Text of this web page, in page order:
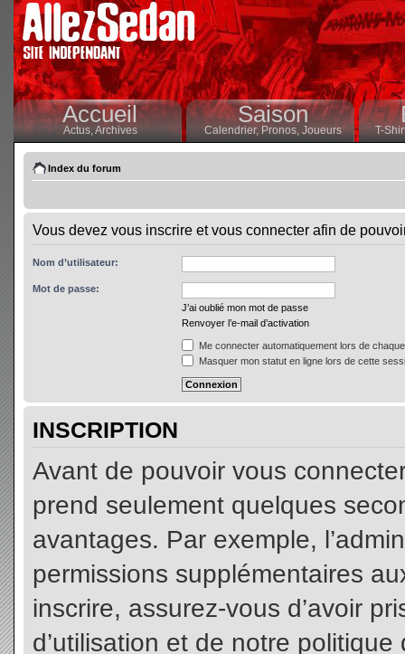
Accueil
Actus,Archives
Saison
Calendrier,Pronos, Joueurs T-
Index du forum
Vous devez vous inscrire et vous connecter afin de
Nom d’utilisateur:
Mot de passe:
J’ai oublié mon mot de passe
Renvoyer l’e-mail d’activation
Me connecter automatiquement lors de
Masquer mon statut en ligne lors de cette
INSCRIPTION
Avant de pouvoir vous
prend seulement quelques
avantages. Par exemple,
permissions supplémentaires
inscrire, assurez-vous d’avoir
d’utilisation et de notre